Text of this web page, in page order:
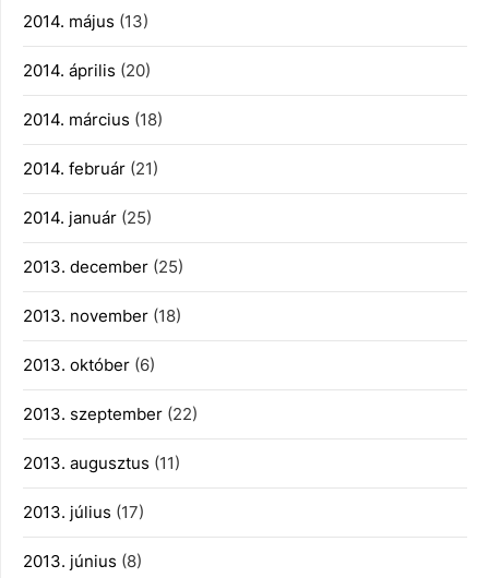
2014. május (13)
2014. április (20)
2014. március (18)
2014. február (21)
2014. január (25)
2013. december (25)
2013. november (18)
2013. október (6)
2013. szeptember (22)
2013. augusztus (11)
2013. július (17)
2013. június (8)